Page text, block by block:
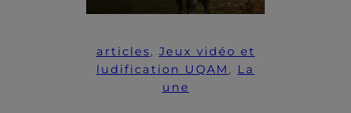
articles, Jeux vidéo et
ludification UQAM , La
une